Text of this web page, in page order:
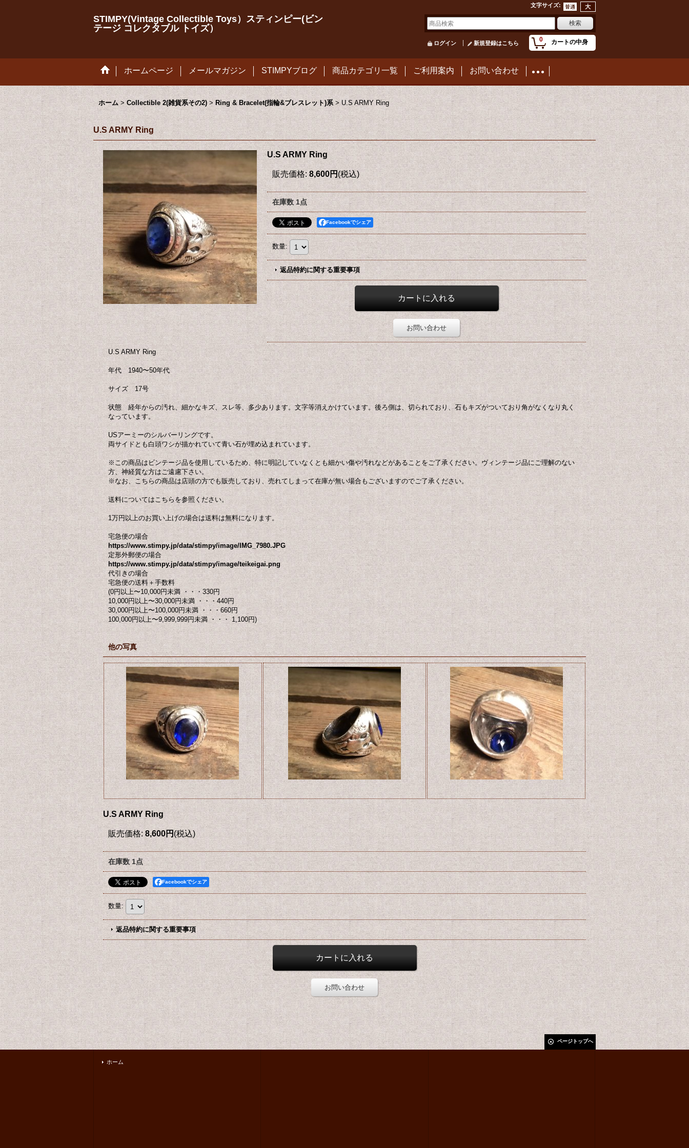
文字サイズ:
STIMPY(Vintage Collectible Toys）スティンピー(ビン
テージ コレクタブル トイズ）
0 カートの中身
ログイン 新規登録はこちら
ホームページ メールマガジン STIMPYブログ 商品カテゴリ一覧 ご利用案内 お問い合わせ
ホーム > Collectible 2(雑貨系その2) > Ring & Bracelet(指輪&ブレスレット)系 > U.S ARMY Ring
U.S ARMY Ring
U.S ARMY Ring
販売価格: 8,600円 (税込)
在庫数 1点
Facebookでシェア
数量:
返品特約に関する重要事項
お問い合わせ
U.S ARMY Ring
年代 1940〜50年代
サイズ 17号
状態 経年からの汚れ、細かなキズ、スレ等、多少あります。文字等消えかけています。後ろ側は、切られており、石もキズがついており角がなくなり丸く
なっています。
USアーミーのシルバーリングです。
両サイドとも白頭ワシが描かれていて青い石が埋め込まれています。
※この商品はビンテージ品を使用しているため、特に明記していなくとも細かい傷や汚れなどがあることをご了承ください。ヴィンテージ品にご理解のない
方、神経質な方はご遠慮下さい。
※なお、こちらの商品は店頭の方でも販売しており、売れてしまって在庫が無い場合もございますのでご了承ください。
送料についてはこちらを参照ください。
1万円以上のお買い上げの場合は送料は無料になります。
宅急便の場合
https://www.stimpy.jp/data/stimpy/image/IMG_7980.JPG
定形外郵便の場合
https://www.stimpy.jp/data/stimpy/image/teikeigai.png
代引きの場合
宅急便の送料＋手数料
(0円以上〜10,000円未満 ・・・330円
10,000円以上〜30,000円未満 ・・・440円
30,000円以上〜100,000円未満 ・・・660円
100,000円以上〜9,999,999円未満 ・・・ 1,100円)
他の写真
U.S ARMY Ring
販売価格: 8,600円(税込)
在庫数 1点
Facebookでシェア
数量:
返品特約に関する重要事項
お問い合わせ
ページトップへ
ホーム